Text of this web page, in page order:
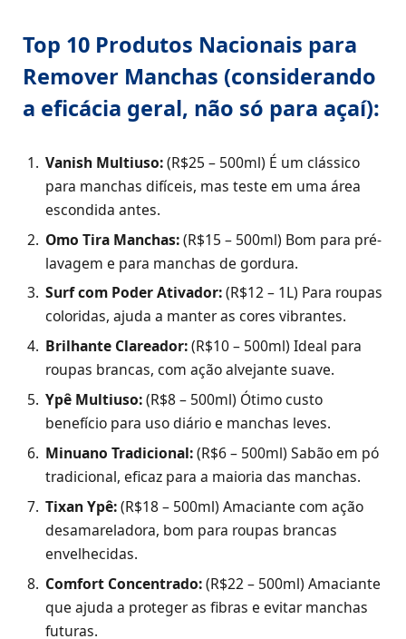
Top 10 Produtos Nacionais para
Remover Manchas (considerando
a eficácia geral, não só para açaí):
Vanish Multiuso:(R$25 – 500ml) É um clássico
para manchas difíceis, mas teste em uma área
escondida antes.
Omo Tira Manchas:(R$15 – 500ml) Bom para pré-
lavagem e para manchas de gordura.
Surf com Poder Ativador:(R$12 – 1L) Para roupas
coloridas, ajuda a manter as cores vibrantes.
Brilhante Clareador:(R$10 – 500ml) Ideal para
roupas brancas, com ação alvejante suave.
Ypê Multiuso:(R$8 – 500ml) Ótimo custo
benefício para uso diário e manchas leves.
Minuano Tradicional:(R$6 – 500ml) Sabão em pó
tradicional, eficaz para a maioria das manchas.
Tixan Ypê:(R$18 – 500ml) Amaciante com ação
desamareladora, bom para roupas brancas
envelhecidas.
Comfort Concentrado:(R$22 – 500ml) Amaciante
que ajuda a proteger as fibras e evitar manchas
futuras.